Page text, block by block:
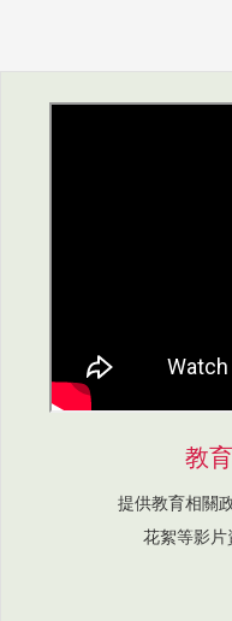
教
提供教育相關
花絮等影片